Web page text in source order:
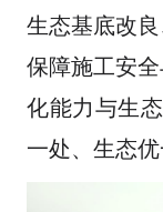
生态基底改
保障施工安
化能力与生
一处、生态优